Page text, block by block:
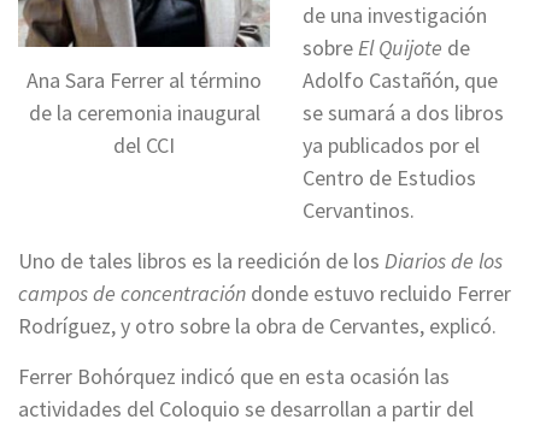
Ana Sara Ferrer al término
de la ceremonia inaugural
del CCI
de una investigación
sobreEl Quijote de
Adolfo Castañón, que
se sumará a dos libros
ya publicados por el
Centro de Estudios
Cervantinos.
Uno de tales libros es la reedición de los Diarios de los
campos de concentración donde estuvo recluido Ferrer
Rodríguez, y otro sobre la obra de Cervantes, explicó.
Ferrer Bohórquez indicó que en esta ocasión las
actividades del Coloquio se desarrollan a partir del